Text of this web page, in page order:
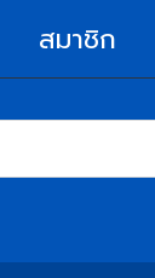
สมาชิก